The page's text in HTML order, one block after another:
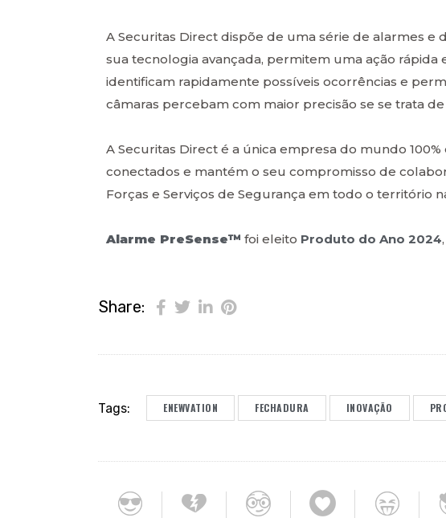
A Securitas Direct dispõe de uma série de alarmes e
sua tecnologia avançada, permitem uma ação rápida
identificam rapidamente possíveis ocorrências e
câmaras percebam com maior precisão se se trata
A Securitas Direct é a única empresa do mundo
conectados e mantém o seu compromisso de
Forças e Serviços de Segurança em todo o território
Alarme PreSense™ foi eleito Produto do Ano 2024
Share:
Tags: ENEWVATION FECHADURA INOVAÇÃO